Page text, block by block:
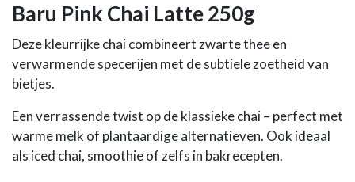
Baru Pink Chai Latte 250g
Deze kleurrijke chai combineert zwarte thee en
verwarmende specerijen met de subtiele zoetheid van
bietjes.
Een verrassende twist op de klassieke chai – perfect met
warme melk of plantaardige alternatieven. Ook ideaal
als iced chai, smoothie of zelfs in bakrecepten.